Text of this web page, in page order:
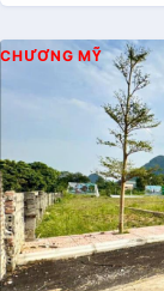
CHƯƠNG MỸ